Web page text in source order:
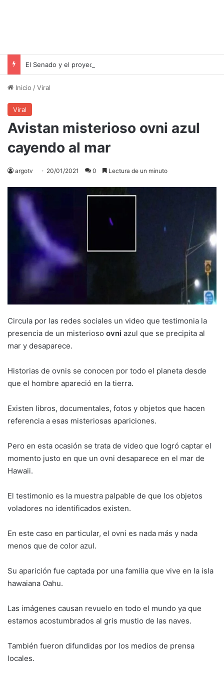
Inicio /Viral
Viral
Avistan misterioso ovni azul
cayendo al mar
argotv 20/01/2021 0 Lectura de un minuto
Circula por las redes sociales un video que testimonia la
presencia de un misterioso ovni azul que se precipita al
mar y desaparece.
Historias de ovnis se conocen por todo el planeta desde
que el hombre apareció en la tierra.
Existen libros, documentales, fotos y objetos que hacen
referencia a esas misteriosas apariciones.
Pero en esta ocasión se trata de video que logró captar el
momento justo en que un ovni desaparece en el mar de
Hawaii.
El testimonio es la muestra palpable de que los objetos
voladores no identificados existen.
En este caso en particular, el ovni es nada más y nada
menos que de color azul.
Su aparición fue captada por una familia que vive en la isla
hawaiana Oahu.
Las imágenes causan revuelo en todo el mundo ya que
estamos acostumbrados al gris mustio de las naves.
También fueron difundidas por los medios de prensa
locales.